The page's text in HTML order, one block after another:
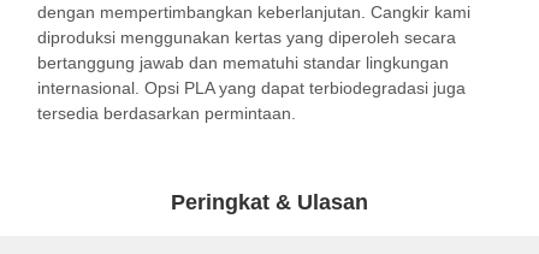
kotak kertas disesuaikan
Cangkir plastik sekali pakai
Serbet Kertas Cetak
dengan mempertimbangkan keberlanjutan. Cangkir kami
diproduksi menggunakan kertas yang diperoleh secara
bertanggung jawab dan mematuhi standar lingkungan
internasional. Opsi PLA yang dapat terbiodegradasi juga
tersedia berdasarkan permintaan.
Peringkat & Ulasan